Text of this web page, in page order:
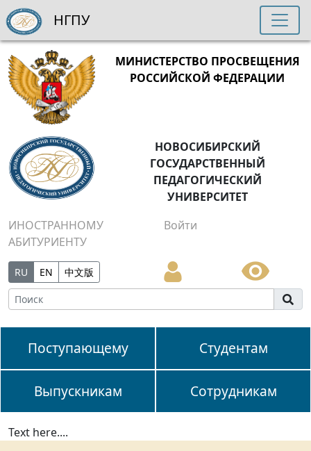
МИНИСТЕРСТВО ПРОСВЕЩЕНИЯ
РОССИЙСКОЙ ФЕДЕРАЦИИ
НОВОСИБИРСКИЙ
ГОСУДАРСТВЕННЫЙ
ПЕДАГОГИЧЕСКИЙ
УНИВЕРСИТЕТ
ИНОСТРАННОМУ
АБИТУРИЕНТУ
Войти
RU EN 中文版
Поступающему Студентам
Выпускникам Сотрудникам
НГПУ
Text here....